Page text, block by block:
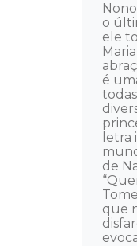
o
ele
é
letra
de
que